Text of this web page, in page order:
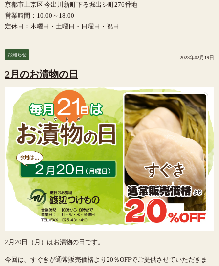
京都市上京区 今出川新町下る堀出シ町276番地
営業時間：10:00～18:00
定休日：木曜日・土曜日・日曜日・祝日
お知らせ
2023年02月19日
2月のお漬物の日
2月20日（月）はお漬物の日です。
今回は、すぐきが通常販売価格より20％OFFでご提供させていただきま